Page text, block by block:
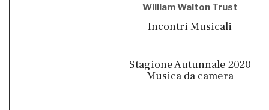
William Walton Trust
Incontri Musicali
Stagione Autunnale 2020
Musica da camera